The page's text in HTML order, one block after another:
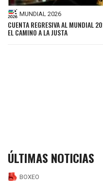
MUNDIAL 2026
CUENTA REGRESIVA AL MUNDIAL
EL CAMINO A LA JUSTA
ÚLTIMAS NOTICIAS
BOXEO